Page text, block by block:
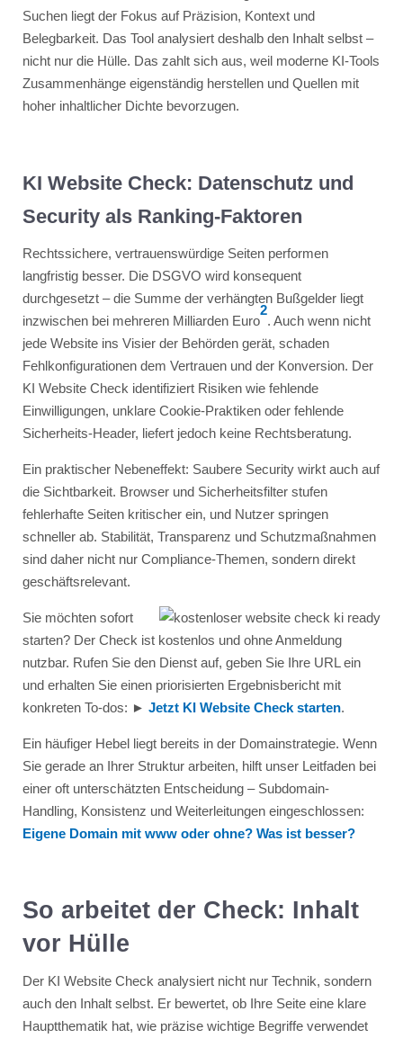
Suchen liegt der Fokus auf Präzision, Kontext und
Belegbarkeit. Das Tool analysiert deshalb den Inhalt selbst –
nicht nur die Hülle. Das zahlt sich aus, weil moderne KI-Tools
Zusammenhänge eigenständig herstellen und Quellen mit
hoher inhaltlicher Dichte bevorzugen.
KI Website Check: Datenschutz und
Security als Ranking-Faktoren
Rechtssichere, vertrauenswürdige Seiten performen
langfristig besser. Die DSGVO wird konsequent
durchgesetzt – die Summe der verhängten Bußgelder liegt
inzwischen bei mehreren Milliarden Euro
2
. Auch wenn nicht
jede Website ins Visier der Behörden gerät, schaden
Fehlkonfigurationen dem Vertrauen und der Konversion. Der
KI Website Check identifiziert Risiken wie fehlende
Einwilligungen, unklare Cookie-Praktiken oder fehlende
Sicherheits-Header, liefert jedoch keine Rechtsberatung.
Ein praktischer Nebeneffekt: Saubere Security wirkt auch auf
die Sichtbarkeit. Browser und Sicherheitsfilter stufen
fehlerhafte Seiten kritischer ein, und Nutzer springen
schneller ab. Stabilität, Transparenz und Schutzmaßnahmen
sind daher nicht nur Compliance-Themen, sondern direkt
geschäftsrelevant.
Sie möchten sofort
starten? Der Check ist kostenlos und ohne Anmeldung
nutzbar. Rufen Sie den Dienst auf, geben Sie Ihre URL ein
und erhalten Sie einen priorisierten Ergebnisbericht mit
konkreten To-dos: ► Jetzt KI Website Check starten.
Ein häufiger Hebel liegt bereits in der Domainstrategie. Wenn
Sie gerade an Ihrer Struktur arbeiten, hilft unser Leitfaden bei
einer oft unterschätzten Entscheidung – Subdomain-
Handling, Konsistenz und Weiterleitungen eingeschlossen:
Eigene Domain mit www oder ohne? Was ist besser?
So arbeitet der Check: Inhalt
vor Hülle
Der KI Website Check analysiert nicht nur Technik, sondern
auch den Inhalt selbst. Er bewertet, ob Ihre Seite eine klare
Hauptthematik hat, wie präzise wichtige Begriffe verwendet